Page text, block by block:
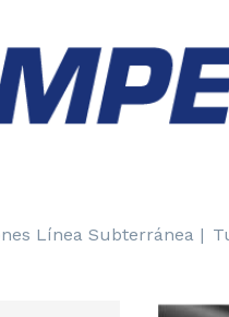
Línea Subterránea |